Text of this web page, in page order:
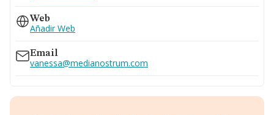
Web
Añadir Web
Email
vanessa@medianostrum.com